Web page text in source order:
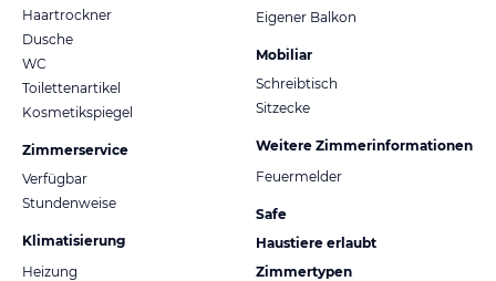
Haartrockner
Dusche
WC
Toilettenartikel
Kosmetikspiegel
Zimmerservice
Verfügbar
Stundenweise
Klimatisierung
Heizung
Eigener Balkon
Mobiliar
Schreibtisch
Sitzecke
Weitere Zimmerinformationen
Feuermelder
Safe
Haustiere erlaubt
Zimmertypen